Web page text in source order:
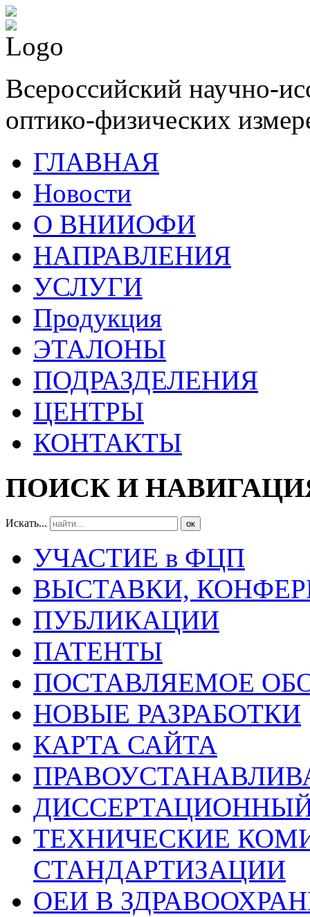
Всероссийский научно-
оптико-физических
ГЛАВНАЯ
Новости
О ВНИИОФИ
НАПРАВЛЕНИЯ
УСЛУГИ
Продукция
ЭТАЛОНЫ
ПОДРАЗДЕЛЕНИЯ
ЦЕНТРЫ
КОНТАКТЫ
ПОИСК И
Искать... ок
УЧАСТИЕ в ФЦП
ВЫСТАВКИ,
ПУБЛИКАЦИИ
ПАТЕНТЫ
ПОСТАВЛЯЕМОЕ
НОВЫЕ РАЗРАБОТКИ
КАРТА САЙТА
ТЕХНИЧЕСКИЕ
СТАНДАРТИЗАЦИИ
ОЕИ В